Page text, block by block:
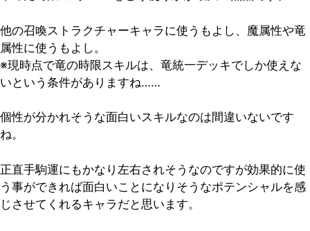
他の召喚ストラクチャーキャラに使うもよし、魔属性や竜
属性に使うもよし。
※現時点で竜の時限スキルは、竜統一デッキでしか使えな
いという条件がありますね……
個性が分かれそうな面白いスキルなのは間違いないです
ね。
正直手駒運にもかなり左右されそうなのですが効果的に使
う事ができれば面白いことになりそうなポテンシャルを感
じさせてくれるキャラだと思います。